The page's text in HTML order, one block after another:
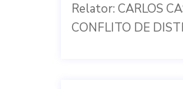
Relator: CARLOS
CONFLITO DE